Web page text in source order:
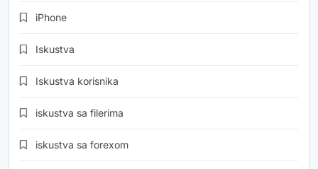
iPhone
Iskustva
Iskustva korisnika
iskustva sa filerima
iskustva sa forexom